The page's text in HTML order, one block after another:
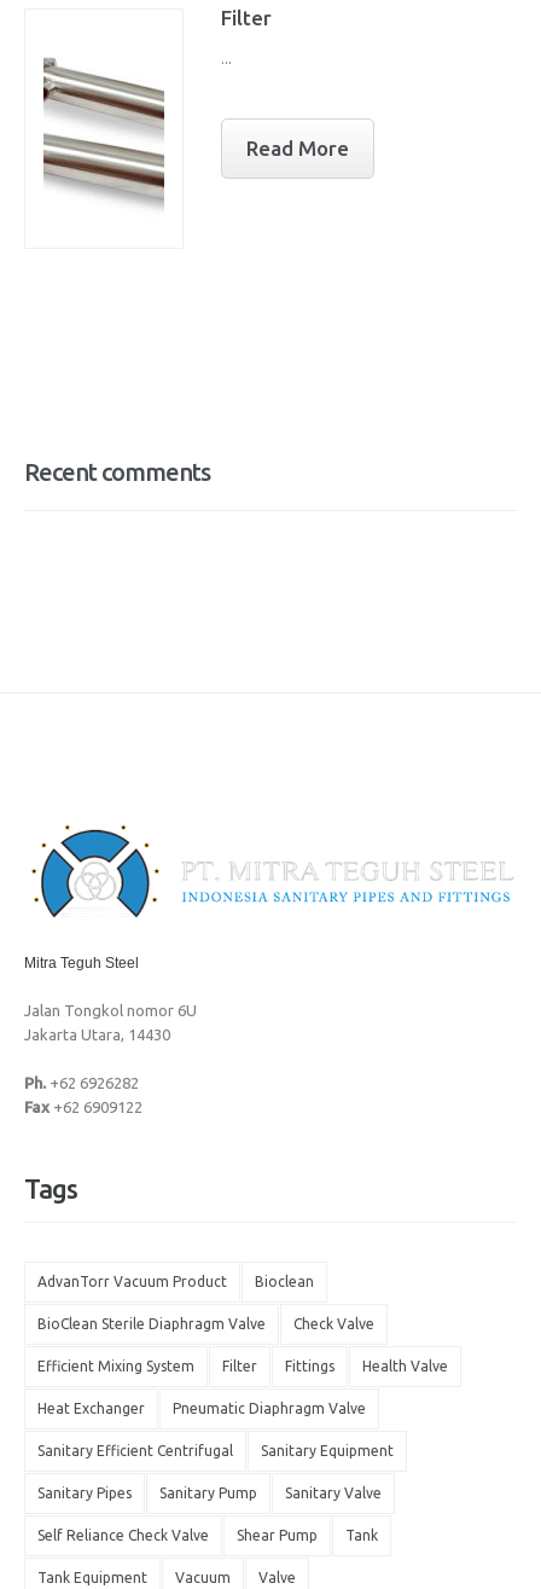
Filter
...
Read More
Recent comments
Mitra Teguh Steel
Jalan Tongkol nomor 6U
Jakarta Utara, 14430
Ph. +62 6926282
Fax +62 6909122
Tags
AdvanTorr Vacuum Product Bioclean
BioClean Sterile Diaphragm Valve Check Valve
Efficient Mixing System Filter Fittings Health Valve
Heat Exchanger Pneumatic Diaphragm Valve
Sanitary Efficient Centrifugal Sanitary Equipment
Sanitary Pipes Sanitary Pump Sanitary Valve
Self Reliance Check Valve Shear Pump Tank
Tank Equipment Vacuum Valve